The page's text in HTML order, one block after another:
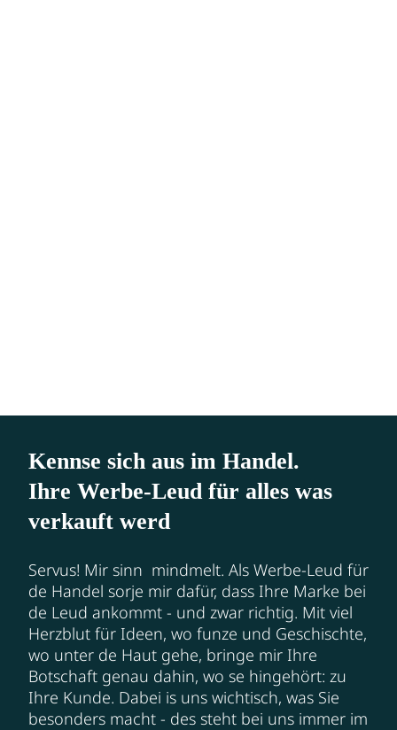
Kennse sich aus im Handel.
Ihre Werbe-Leud für alles was
verkauft werd
Servus! Mir sinn mindmelt. Als Werbe-Leud für
de Handel sorje mir dafür, dass Ihre Marke bei
de Leud ankommt - und zwar richtig. Mit viel
Herzblut für Ideen, wo funze und Geschischte,
wo unter de Haut gehe, bringe mir Ihre
Botschaft genau dahin, wo se hingehört: zu
Ihre Kunde. Dabei is uns wichtisch, was Sie
besonders macht - des steht bei uns immer im